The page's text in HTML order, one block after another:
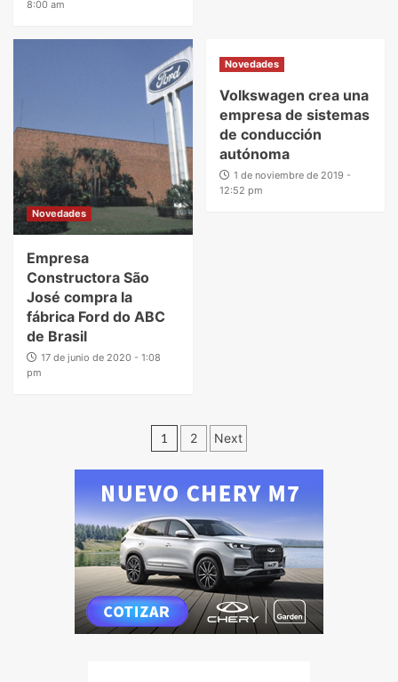
8:00 am
Novedades
Empresa
Constructora São
José compra la
fábrica Ford do ABC
de Brasil
17 de junio de 2020 - 1:08
pm
Novedades
Volkswagen crea una
empresa de sistemas
de conducción
autónoma
1 de noviembre de 2019 -
12:52 pm
1 2 Next